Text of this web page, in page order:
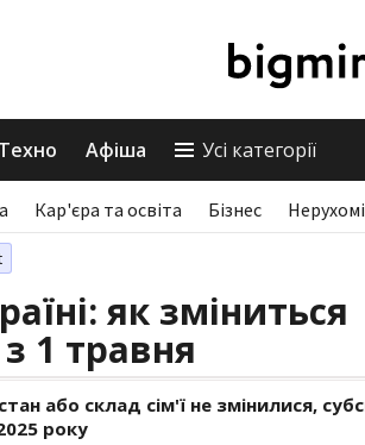
Техно Афіша Усі категорії
Кар'єра та освіта Бізнес
як зміниться
1 травня
або склад сім'ї не змінилися,
року